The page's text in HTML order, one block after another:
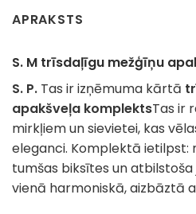
APRAKSTS
S. M trīsdaļīgu mežģīņu
S. P. Tas ir izņēmuma kārtā
apakšveļa komplektsTas ir
mirkļiem un sievietei, kas
eleganci. Komplektā ietilpst:
tumšas biksītes un atbilstoša
vienā harmoniskā, aizbāztā